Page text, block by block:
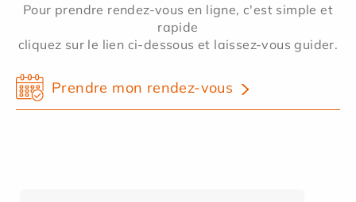
Pour prendre rendez-vous en ligne, c'est simple et
rapide
cliquez sur le lien ci-dessous et laissez-vous guider.
Prendre mon rendez-vous